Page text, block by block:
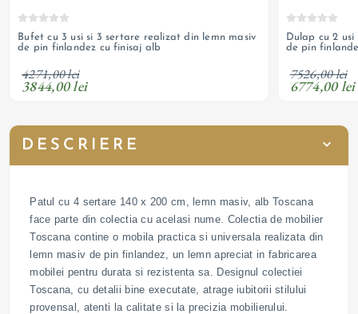
Bufet cu 3 usi si 3 sertare realizat din lemn masiv
de pin finlandez cu finisaj alb
4271,00 lei
3844,00 lei
Dulap cu 2
de pin
7526,00 lei
6774,00 lei
DESCRIERE
Patul cu 4 sertare 140 x 200 cm, lemn masiv, alb Toscana
face parte din colectia cu acelasi nume. Colectia de mobilier
Toscana contine o mobila practica si universala realizata din
lemn masiv de pin finlandez, un lemn apreciat in fabricarea
mobilei pentru durata si rezistenta sa. Designul colectiei
Toscana, cu detalii bine executate, atrage iubitorii stilului
provensal, atenti la calitate si la precizia mobilierului.